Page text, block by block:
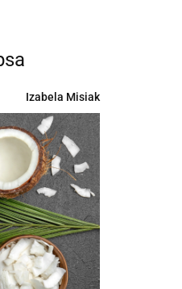
Izabela Misiak